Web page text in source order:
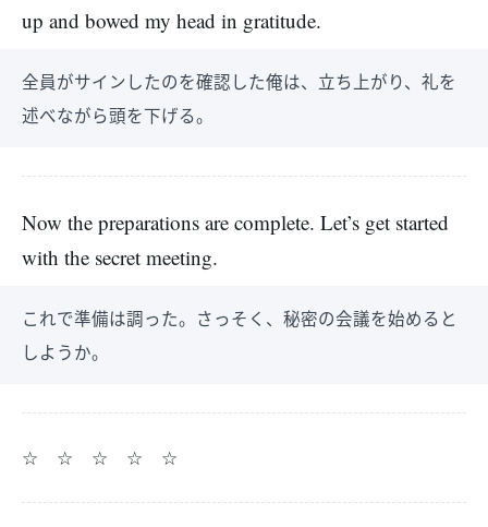
up and bowed my head in gratitude.
全員がサインしたのを確認した俺は、立ち上がり、礼を
述べながら頭を下げる。
Now the preparations are complete. Let’s get started
with the secret meeting.
これで準備は調った。さっそく、秘密の会議を始めると
しようか。
☆ ☆ ☆ ☆ ☆